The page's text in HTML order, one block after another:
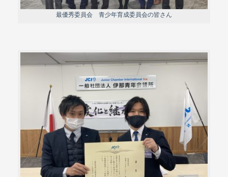
最優秀委員会 青少年育成委員会の皆さん